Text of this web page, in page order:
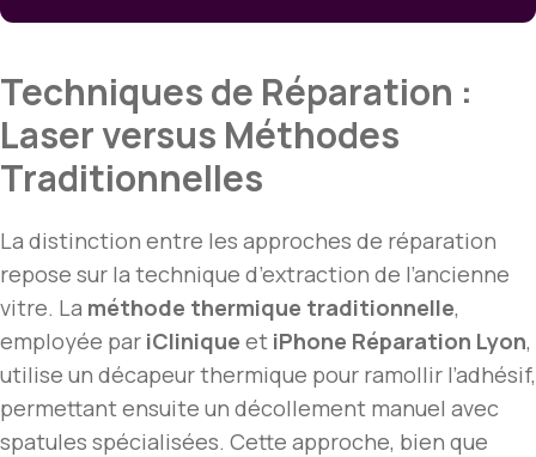
Techniques de Réparation :
Laser versus Méthodes
Traditionnelles
La distinction entre les approches de réparation
repose sur la technique d’extraction de l’ancienne
vitre. La méthode thermique traditionnelle,
employée par iClinique et iPhone Réparation Lyon,
utilise un décapeur thermique pour ramollir l’adhésif,
permettant ensuite un décollement manuel avec
spatules spécialisées. Cette approche, bien que